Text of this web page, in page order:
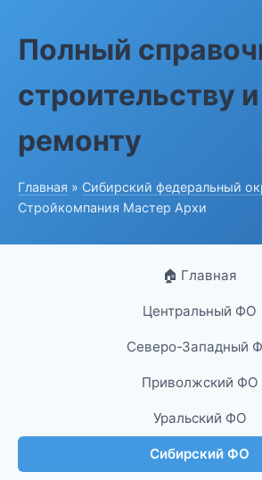
Полный
строительству и
ремонту
Главная » Сибирский федеральный
Стройкомпания Мастер Архи
🏠 Главная
Центральный ФО
Северо-Западный
Приволжский ФО
Уральский ФО
Сибирский ФО